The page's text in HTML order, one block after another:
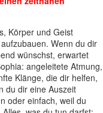
Körper und Geist
Wenn du dir
wünschst, erwartet
angeleitete Atmung,
Klänge, die dir helfen,
du dir eine Auszeit
oder einfach, weil du